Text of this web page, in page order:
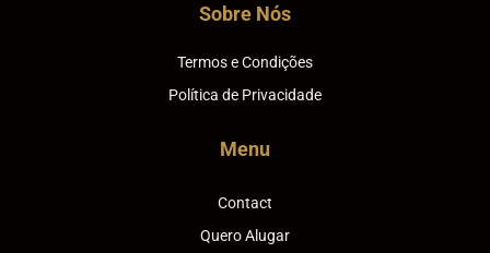
Sobre Nós
Termos e Condições
Política de Privacidade
Menu
Contact
Quero Alugar